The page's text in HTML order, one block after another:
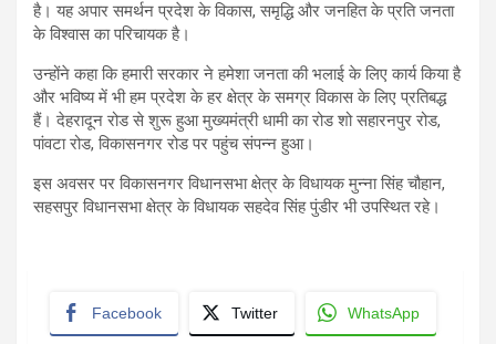
है। यह अपार समर्थन प्रदेश के विकास, समृद्धि और जनहित के प्रति जनता
के विश्वास का परिचायक है।
उन्होंने कहा कि हमारी सरकार ने हमेशा जनता की भलाई के लिए कार्य किया है
और भविष्य में भी हम प्रदेश के हर क्षेत्र के समग्र विकास के लिए प्रतिबद्ध
हैं। देहरादून रोड से शुरू हुआ मुख्यमंत्री धामी का रोड शो सहारनपुर रोड,
पांवटा रोड, विकासनगर रोड पर पहुंच संपन्न हुआ।
इस अवसर पर विकासनगर विधानसभा क्षेत्र के विधायक मुन्ना सिंह चौहान,
सहसपुर विधानसभा क्षेत्र के विधायक सहदेव सिंह पुंडीर भी उपस्थित रहे।
Facebook Twitter WhatsApp